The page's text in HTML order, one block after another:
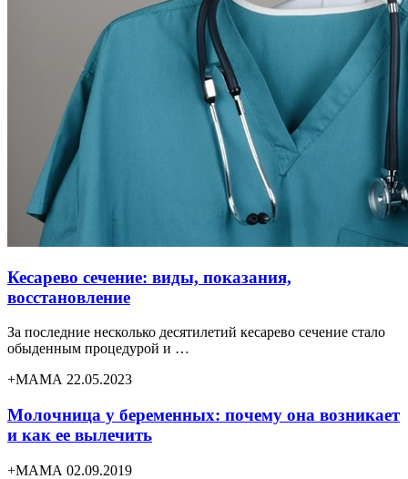
Кесарево сечение: виды, показания,
восстановление
За последние несколько десятилетий кесарево сечение стало
обыденным процедурой и …
+МАМА 22.05.2023
Молочница у беременных: почему она возникает
и как ее вылечить
+МАМА 02.09.2019